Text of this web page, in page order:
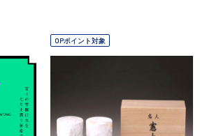
OPポイント対象